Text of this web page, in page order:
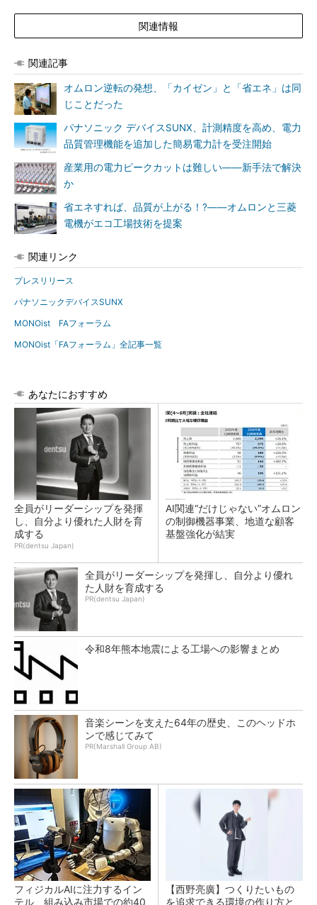
関連情報
関連記事
オムロン逆転の発想、「カイゼン」と「省エネ」は同
じことだった
パナソニック デバイスSUNX、計測精度を高め、電力
品質管理機能を追加した簡易電力計を受注開始
産業用の電力ピークカットは難しい――新手法で解決
か
省エネすれば、品質が上がる！?――オムロンと三菱
電機がエコ工場技術を提案
関連リンク
プレスリリース
パナソニックデバイスSUNX
MONOist FAフォーラム
MONOist「FAフォーラム」全記事一覧
あなたにおすすめ
全員がリーダーシップを発揮
し、自分より優れた人財を育
成する
PR(dentsu Japan)
AI関連“だけじゃない”オムロン
の制御機器事業、地道な顧客
基盤強化が結実
全員がリーダーシップを発揮し、自分より優れ
た人財を育成する
PR(dentsu Japan)
令和8年熊本地震による工場への影響まとめ
音楽シーンを支えた64年の歴史、このヘッドホ
ンで感じてみて
PR(Marshall Group AB)
フィジカルAIに注力するイン
テル、組み込み市場での約40
【西野亮廣】つくりたいもの
を追求できる環境の作り方と